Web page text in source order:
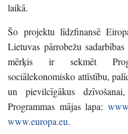
laikā.
Šo projektu līdzfinansē
Lietuvas pārrobežu
mērķis ir sekmēt
sociālekonomisko attīstību,
un pievilcīgākus
Programmas mājas lapa:
www.europa.eu.